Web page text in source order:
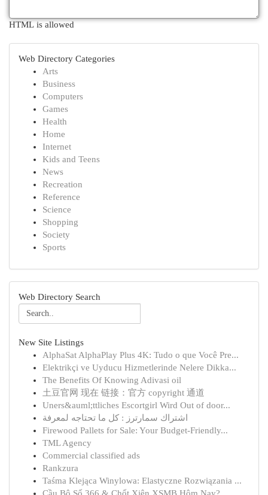
HTML is allowed
Web Directory Categories
Arts
Business
Computers
Games
Health
Home
Internet
Kids and Teens
News
Recreation
Reference
Science
Shopping
Society
Sports
Web Directory Search
New Site Listings
AlphaSat AlphaPlay Plus 4K: Tudo o que Você Pre...
Elektrikçi ve Uyducu Hizmetlerinde Nelere Dikka...
The Benefits Of Knowing Adivasi oil
土豆官网 现在 链接：官方 copyright 通道
Uners&auml;ttliches Escortgirl Wird Out of door...
اشتراك سمارترز : كل ما تحتاجه لمعرفة
Firewood Pallets for Sale: Your Budget-Friendly...
TML Agency
Commercial classified ads
Rankzura
Taśma Klejąca Winylowa: Elastyczne Rozwiązania ...